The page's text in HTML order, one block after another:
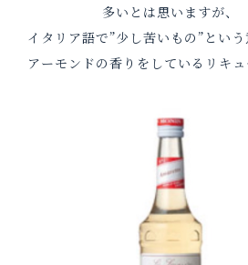
多いとは思いますが、
イタリア語で”少し苦いもの”という
アーモンドの香りをしているリキュ